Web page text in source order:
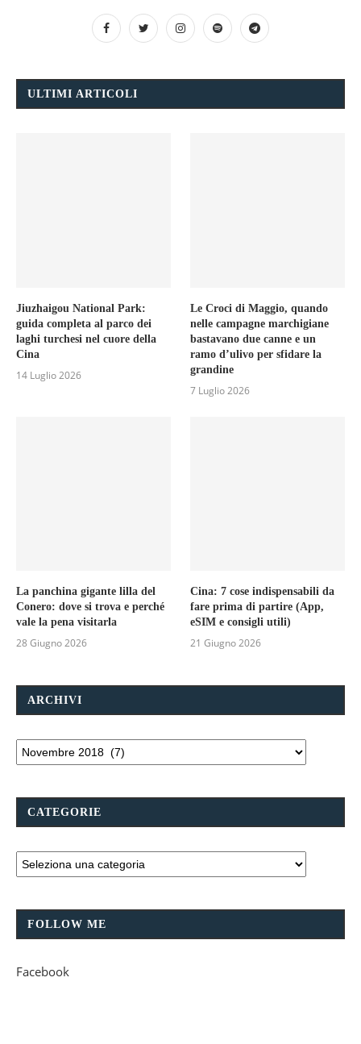
ULTIMI ARTICOLI
Jiuzhaigou National Park:
guida completa al parco dei
laghi turchesi nel cuore della
Cina
14 Luglio 2026
Le Croci di Maggio, quando
nelle campagne marchigiane
bastavano due canne e un
ramo d’ulivo per sfidare la
grandine
7 Luglio 2026
La panchina gigante lilla del
Conero: dove si trova e perché
vale la pena visitarla
28 Giugno 2026
Cina: 7 cose indispensabili da
fare prima di partire (App,
eSIM e consigli utili)
21 Giugno 2026
ARCHIVI
CATEGORIE
FOLLOW ME
Facebook